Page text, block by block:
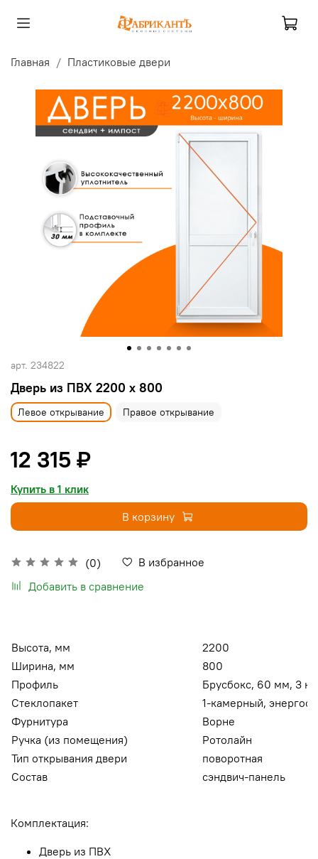
Главная Пластиковые двери
арт. 234822
Дверь из ПВХ 2200 х 800
(0)
В избранное
Добавить в сравнение
Левое открывание Правое открывание
12 315 ₽
Купить в 1 клик
В корзину
Высота, мм
2200
Ширина, мм
800
Профиль
Брусбокс, 60 мм, 3
Стеклопакет
1-камерный,
Фурнитура
Ворне
Ручка (из помещения)
Ротолайн
Тип открывания двери
поворотная
Состав
сэндвич-панель
Комплектация:
Дверь из ПВХ